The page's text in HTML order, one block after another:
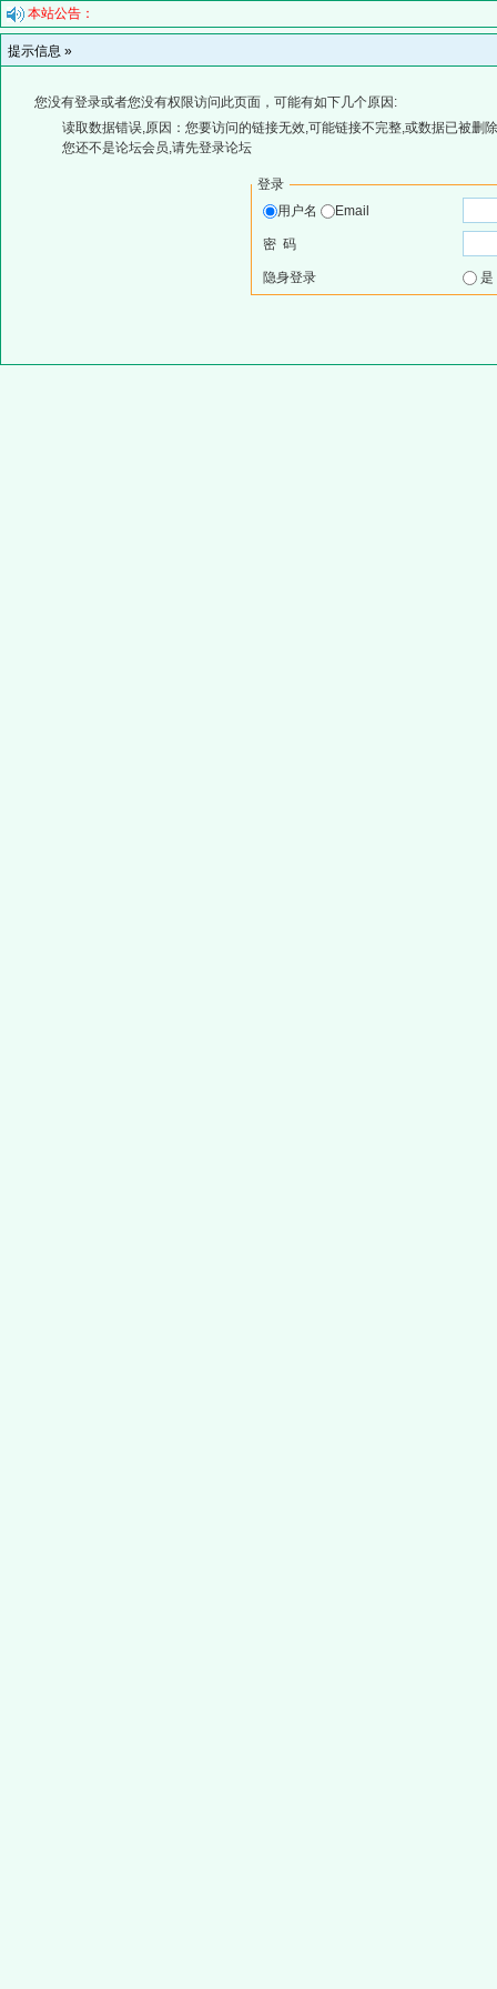
本站公告：
提示信息 »
您没有登录或者您没有权限访问此页面，可能有如下几个原因:
读取数据错误,原因：您要访问的链接无效,可能链接不完整,或数据已被删
您还不是论坛会员,请先登录论坛
登录
用户名
Email
密 码
隐身登录